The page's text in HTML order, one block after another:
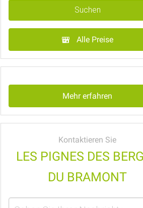
Suchen
Alle Preise
Mehr erfahren
Kontaktieren Sie
LES PIGNES DES
DU BRAMONT